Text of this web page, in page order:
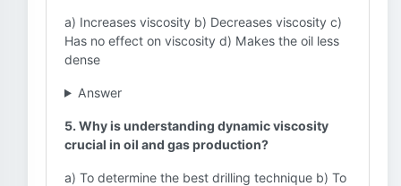
a) Increases viscosity b) Decreases viscosity c)
Has no effect on viscosity d) Makes the oil less
dense
Answer
5. Why is understanding dynamic viscosity
crucial in oil and gas production?
a) To determine the best drilling technique b) To